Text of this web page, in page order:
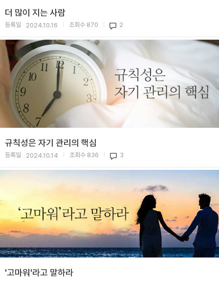
더 많이 지는 사람
등록일 2024.10.16 조회수 870 2
규칙성은 자기 관리의 핵심
등록일 2024.10.14 조회수 836 3
'고마워'라고 말하라